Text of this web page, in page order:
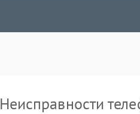
Неисправности